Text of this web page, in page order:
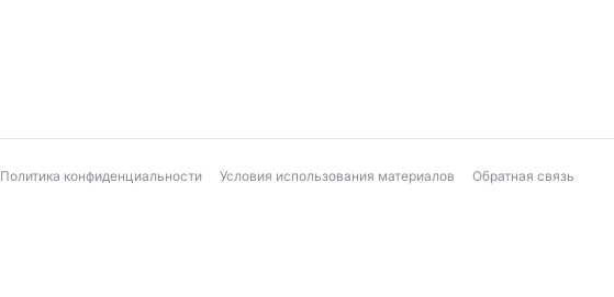
Политика конфиденциальности Условия использования материалов Обратная связь